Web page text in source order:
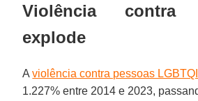
Violência contra
explode
Aviolência contra pessoas
1.227% entre 2014 e 2023,